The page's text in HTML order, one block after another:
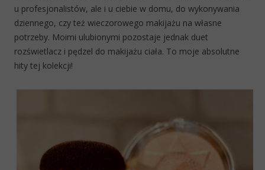
u profesjonalistów, ale i u ciebie w domu, do wykonywania
dziennego, czy też wieczorowego makijażu na własne
potrzeby. Moimi ulubionymi pozostaje jednak duet
rozświetlacz i pędzel do makijażu ciała. To moje absolutne
hity tej kolekcji!